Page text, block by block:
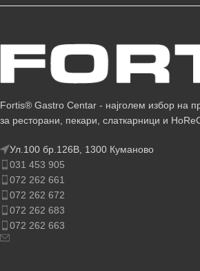
Fortis® Gastro Centar - најголем избор на
за ресторани, пекари, слаткарници и
Ул.100 бр.126В, 1300 Куманово
031 453 905
072 262 661
072 262 672
072 262 683
072 262 663